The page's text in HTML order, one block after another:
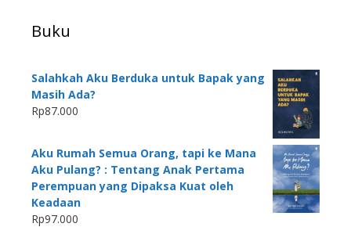
Buku
Salahkah Aku Berduka untuk Bapak yang
Masih Ada?
Rp87.000
Aku Rumah Semua Orang, tapi ke Mana
Aku Pulang? : Tentang Anak Pertama
Perempuan yang Dipaksa Kuat oleh
Keadaan
Rp97.000